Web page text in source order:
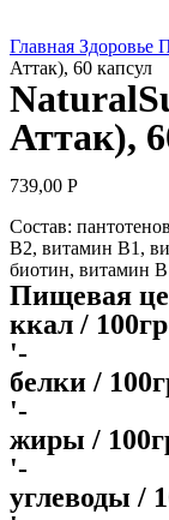
Главная Здоровье
Аттак), 60 капсул
Аттак),
739,00 Р
Состав:
В2, витамин В1,
биотин, витамин
Пищевая
ккал / 100гр
'-
белки /
'-
жиры /
'-
углеводы /